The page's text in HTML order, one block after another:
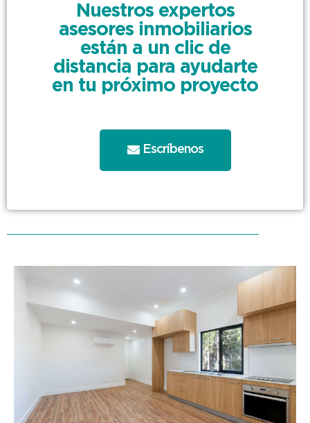
Nuestros expertos
asesores inmobiliarios
están a un clic de
distancia para ayudarte
en tu próximo proyecto
Escríbenos